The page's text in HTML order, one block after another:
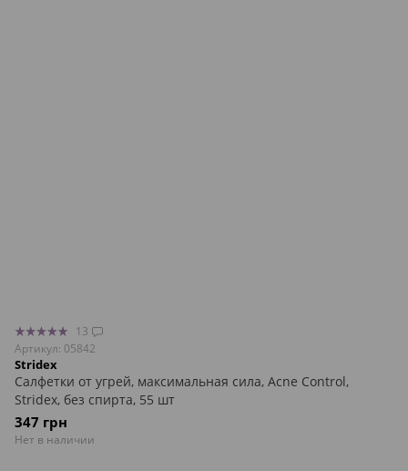
13
Артикул: 05842
Stridex
Салфетки от угрей, максимальная сила, Acne Control,
Stridex, без спирта, 55 шт
347 грн
Нет в наличии